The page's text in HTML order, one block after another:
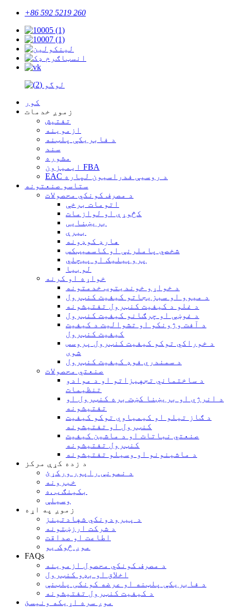
+86 592 5219 260
کور
زموږ خدمات
تفتیش
ازموینه
د فابریکې پلټنه
سند
مشوره
ایمیزون FBA
EAC د روسیې فدراسیون لپاره
ستاسو صنعتونه
د مصرف کونکي محصولات
اتومات برخې
کڅوړې او لوازمات
بریښنایی
بيرې
هارډ کوډونه
شخصي پاملرنې او کاسمیټکس
پروپیلیک او پیچلي
لوبیا
خواړه او کرنه
د خواړو خوندیتوب خدمتونه
د میوو او سبزیجاتو کیفیت کنټرول
د غلو د کیفیت کنټرول تفتیشونه
د غوښې او چرګانو کیفیت کنټرول
د آفت وژونکو او تشوالیت د کیفیت
کیفیت کنټرول
د خوراکي توکو کیفیت کنټرول پروسس
شوی
د سمندري فوډ کیفیت کنټرول
صنعتي محصولات
د ساختماني تجهیزاتو او د موادو
تنظیمات
د انرژي او بریښنا کښت بره کنټرول او
تفتیشونه
د ګاز تیلو او کیمیاوي توکو کیفیت
کنټرول او تفتیشونه
صنعتي نباتات او د ماشین کیفیت
کنټرول تفتیشونه
د ماشینونو او وسیلو تفتیشونه
د زده کړې مرکز
د نمونې راپور ورکړئ
خبرونه
بکینګ ب .ه
وسیلې
زموږ په اړه
د پیرودونکي شهادتینز
د شرکت ارزښتونه
اطاعت او صداقت
موږ څوک یو
FAQs
د مصرف کونکي محصول ازموینه
اخلاق او بډو کنټرول
د فابریکې پلټنه او عرضه کونکی پلټنې
د کیفیت کنټرول تفتیشونه
موږ سره اړیکه ونیسئ